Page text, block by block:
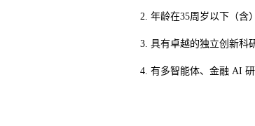
2. 年龄在35周岁以下（含
3. 具有卓越的独立创新科
4. 有多智能体、金融 AI 研